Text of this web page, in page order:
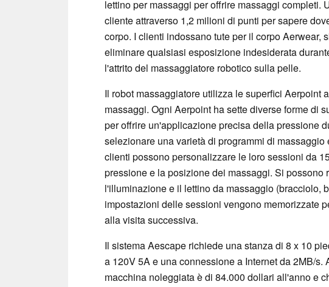
lettino per massaggi per offrire massaggi completi.
cliente attraverso 1,2 milioni di punti per sapere
corpo. I clienti indossano tute per il corpo Aerwear,
eliminare qualsiasi esposizione indesiderata
l'attrito del massaggiatore robotico sulla pelle.
Il robot massaggiatore utilizza le superfici Aerpoint
massaggi. Ogni Aerpoint ha sette diverse forme di
per offrire un'applicazione precisa della pressione
selezionare una varietà di programmi di
clienti possono personalizzare le loro sessioni da
pressione e la posizione dei massaggi. Si possono
l'illuminazione e il lettino da massaggio (bracciolo,
impostazioni delle sessioni vengono memorizzate
alla visita successiva.
Il sistema Aescape richiede una stanza di 8 x 10
a 120V 5A e una connessione a Internet da 2MB/
macchina noleggiata è di 84.000 dollari all'anno e